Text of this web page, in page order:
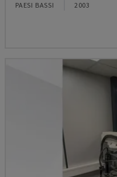
PAESI BASSI 2003